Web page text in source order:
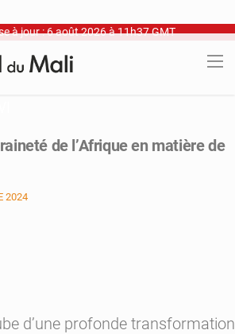
à jour : 6 août 2026 à 11h37 GMT
de l’Afrique en matière de
2024
d’une profonde transformation